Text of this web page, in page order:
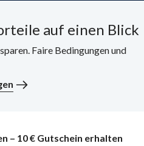
auf einen Blick
Faire Bedingungen und
– 10 € Gutschein erhalten